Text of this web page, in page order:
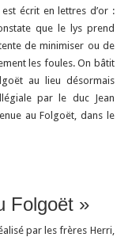
écrit en lettres d’or :
que le lys prend
de minimiser ou de
les foules. On bâtit
au lieu désormais
par le duc Jean
au Folgoët, dans le
Folgoët »
par les frères Herri,